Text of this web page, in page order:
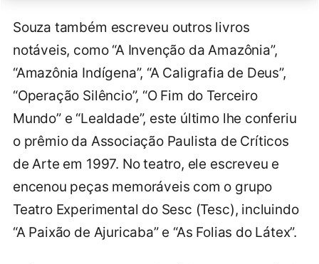
Souza também escreveu outros livros
notáveis, como “A Invenção da Amazônia”,
“Amazônia Indígena”, “A Caligrafia de Deus”,
“Operação Silêncio”, “O Fim do Terceiro
Mundo” e “Lealdade”, este último lhe conferiu
o prêmio da Associação Paulista de Críticos
de Arte em 1997. No teatro, ele escreveu e
encenou peças memoráveis com o grupo
Teatro Experimental do Sesc (Tesc), incluindo
“A Paixão de Ajuricaba” e “As Folias do Látex”.